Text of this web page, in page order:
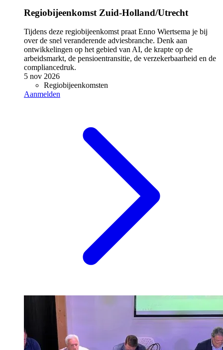
Regiobijeenkomst Zuid-Holland/Utrecht
Tijdens deze regiobijeenkomst praat Enno Wiertsema je bij
over de snel veranderende adviesbranche. Denk aan
ontwikkelingen op het gebied van AI, de krapte op de
arbeidsmarkt, de pensioentransitie, de verzekerbaarheid en de
compliancedruk.
5 nov 2026
Regiobijeenkomsten
Aanmelden